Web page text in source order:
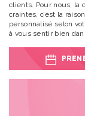
clients. Pour nous, la
craintes, c’est la
personnalisé selon
à vous sentir bien